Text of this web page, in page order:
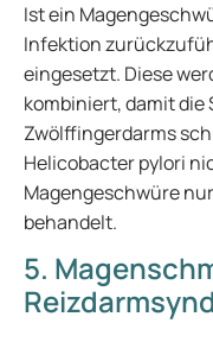
Ist ein
Infektion
eingesetzt. Diese
kombiniert, damit die
Zwölffingerdarms
Helicobacter pylori
Magengeschwüre
behandelt.
5.